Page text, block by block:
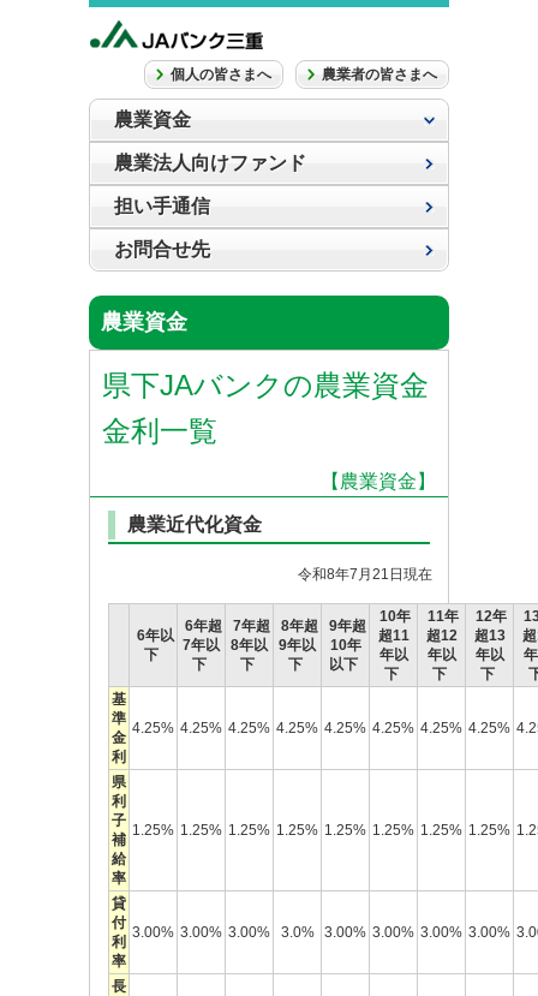
農業者の皆さまへ
個人の皆さまへ
農業資金
農業法人向けファンド
担い手通信
お問合せ先
農業資金
県下JAバンクの農業資金
金利一覧
【農業資金】
農業近代化資金
令和8年7月21日 現在
6年以
下
6年超
7年以
下
7年超
8年以
下
8年超
9年以
下
9年超
10年
以下
10年
超11
年以
下
11年
超12
年以
下
12年
超13
年以
下
基
準
金
利
4.25% 4.25% 4.25% 4.25% 4.25% 4.25% 4.25% 4.25%
県
利
子
補
給
率
1.25% 1.25% 1.25% 1.25% 1.25% 1.25% 1.25% 1.25%
貸
付
利
率
3.00% 3.00% 3.00% 3.0% 3.00% 3.00% 3.00% 3.00%
長